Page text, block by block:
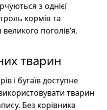
з однієї
кормів та
поголів’я.
тварин
і бугаїв доступне
тварин
Без корівника